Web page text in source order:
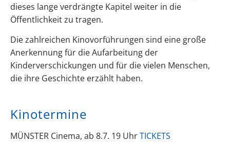
dieses lange verdrängte Kapitel weiter in die
Öffentlichkeit zu tragen.
Die zahlreichen Kinovorführungen sind eine große
Anerkennung für die Aufarbeitung der
Kinderverschickungen und für die vielen Menschen,
die ihre Geschichte erzählt haben.
Kinotermine
MÜNSTER Cinema, ab 8.7. 19 UhrTICKETS